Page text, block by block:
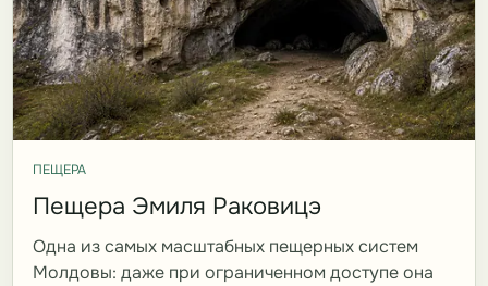
ПЕЩЕРА
Пещера Эмиля Раковицэ
Одна из самых масштабных пещерных систем
Молдовы: даже при ограниченном доступе она